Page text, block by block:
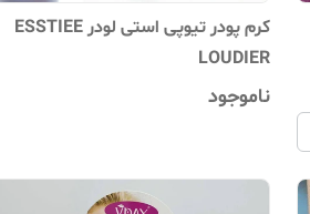
کرم پودر تیوپی استی لودر ESSTIEE
LOUDIER
ناموجود